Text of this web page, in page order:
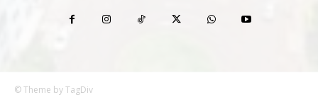
© Theme by TagDiv